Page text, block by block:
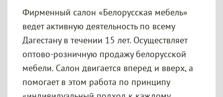
Фирменный салон «Белорусская мебель»
ведет активную деятельность по всему
Дагестану в течении 15 лет. Осуществляет
оптово-розничную продажу белорусской
мебели. Салон двигается вперед и вверх, а
помогает в этом работа по принципу